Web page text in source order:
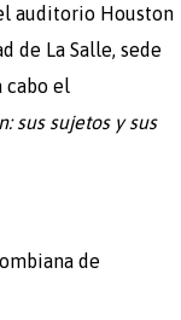
auditorio Houston
de La Salle, sede
cabo el
sus sujetos y sus
de